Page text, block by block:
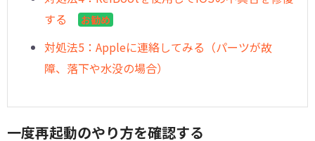
する
お勧め
対処法5：Appleに連絡してみる（パーツが故
障、落下や水没の場合）
一度再起動のやり方を確認する